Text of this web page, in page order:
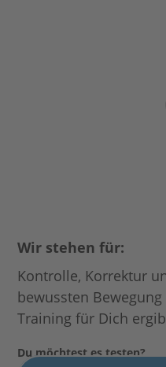
Wir stehen für:
Kontrolle, Korrektur
bewussten
Training für Dich
Du möchtest es testen?